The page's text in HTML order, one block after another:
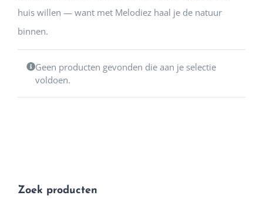
huis willen — want met Melodiez haal je de natuur
binnen.
Geen producten gevonden die aan je selectie
voldoen.
Zoek producten